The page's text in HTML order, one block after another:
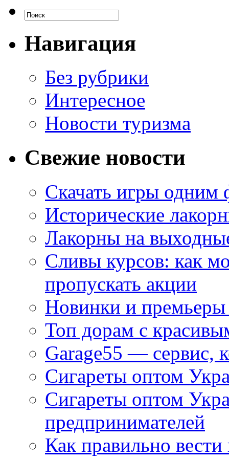
Навигация
Без рубрики
Интересное
Новости туризма
Свежие новости
Скачать игры одним
Исторические
Лакорны на
Сливы курсов: как
пропускать акции
Новинки и
Топ дорам с
Garage55 — сервис,
Сигареты оптом
Сигареты оптом
предпринимателей
Как правильно